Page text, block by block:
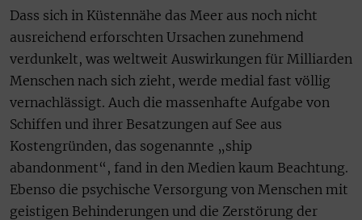
Dass sich in Küstennähe das Meer aus noch nicht
ausreichend erforschten Ursachen zunehmend
verdunkelt, was weltweit Auswirkungen für Milliarden
Menschen nach sich zieht, werde medial fast völlig
vernachlässigt. Auch die massenhafte Aufgabe von
Schiffen und ihrer Besatzungen auf See aus
Kostengründen, das sogenannte „ship
abandonment“, fand in den Medien kaum Beachtung.
Ebenso die psychische Versorgung von Menschen mit
geistigen Behinderungen und die Zerstörung der